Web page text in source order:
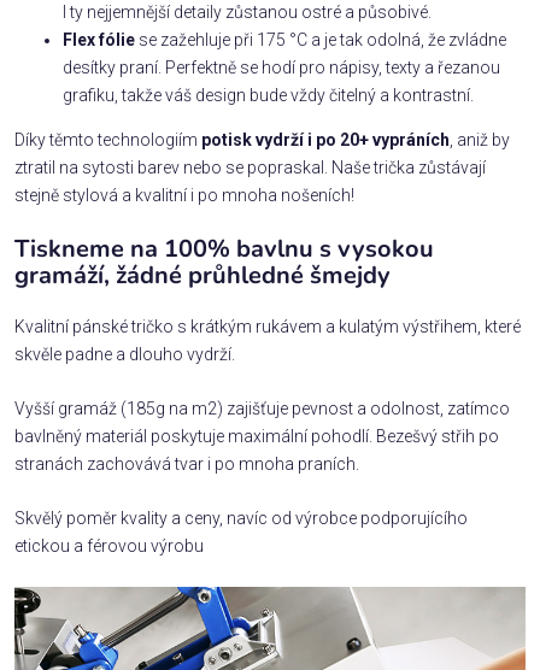
I ty nejjemnější detaily zůstanou ostré a působivé.
Flex fólie se zažehluje při 175 °C a je tak odolná, že zvládne
desítky praní. Perfektně se hodí pro nápisy, texty a řezanou
grafiku, takže váš design bude vždy čitelný a kontrastní.
Díky těmto technologiím potisk vydrží i po 20+ vypráních , aniž by
ztratil na sytosti barev nebo se popraskal. Naše trička zůstávají
stejně stylová a kvalitní i po mnoha nošeních!
Tiskneme na 100% bavlnu s vysokou
gramáží, žádné průhledné šmejdy
Kvalitní pánské tričko s krátkým rukávem a kulatým výstřihem, které
skvěle padne a dlouho vydrží.
Vyšší gramáž (185g na m2) zajišťuje pevnost a odolnost, zatímco
bavlněný materiál poskytuje maximální pohodlí. Bezešvý střih po
stranách zachovává tvar i po mnoha praních.
Skvělý poměr kvality a ceny, navíc od výrobce podporujícího
etickou a férovou výrobu